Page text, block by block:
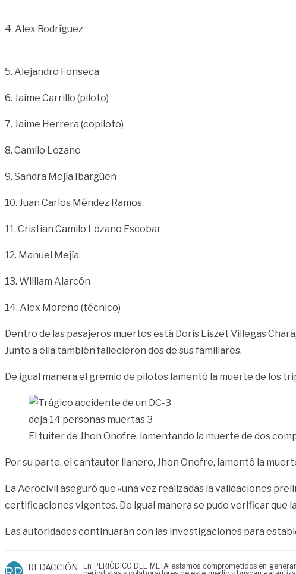
4. Alex Rodríguez
5. Alejandro Fonseca
6. Jaime Carrillo (piloto)
7. Jaime Herrera (copiloto)
8. Camilo Lozano
9. Sandra Mejía Ibargüen
10. Juan Carlos Méndez Ramos
11. Cristian Camilo Lozano Escobar
12. Manuel Mejía
13. William Alarcón
14. Alex Moreno (técnico)
Dentro de las pasajeros muertos está Doris Liszet Villegas
Junto a ella también fallecieron dos de sus familiares.
De igual manera el gremio de pilotos lamentó la muerte de los
El tuiter de Jhon Onofre, lamentando la muerte de dos
Por su parte, el cantautor llanero, Jhon Onofre, lamentó la
La Aerocivil aseguró que «una vez realizadas la validaciones
certificaciones vigentes. De igual manera se pudo verificar que
Las autoridades continuarán con las investigaciones para
REDACCIÓN
En PERIÓDICO DEL META estamos comprometidos en